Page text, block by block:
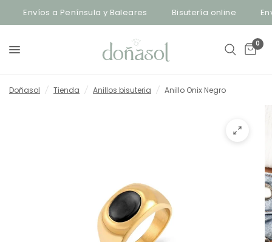
Envíos a Península y Baleares Bisutería online
0
Doñasol / Tienda / Anillos bisuteria / Anillo Onix Negro